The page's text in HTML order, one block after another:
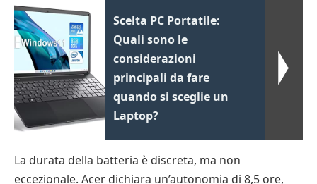
Scelta PC Portatile:
Quali sono le
considerazioni
principali da fare
quando si sceglie un
Laptop?
La durata della batteria è discreta, ma non
eccezionale. Acer dichiara un’autonomia di 8,5 ore,